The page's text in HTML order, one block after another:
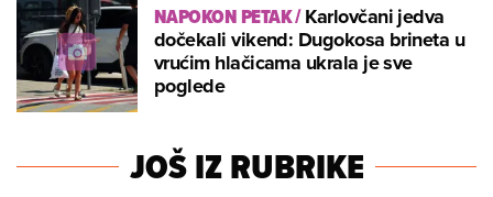
NAPOKON PETAK/Karlovčani jedva
dočekali vikend: Dugokosa brineta u
vrućim hlačicama ukrala je sve
poglede
JOŠ IZ RUBRIKE